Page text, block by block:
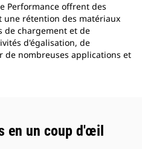
Performance offrent des
rétention des matériaux
de chargement et de
d'égalisation, de
de nombreuses applications et
en un coup d'œil